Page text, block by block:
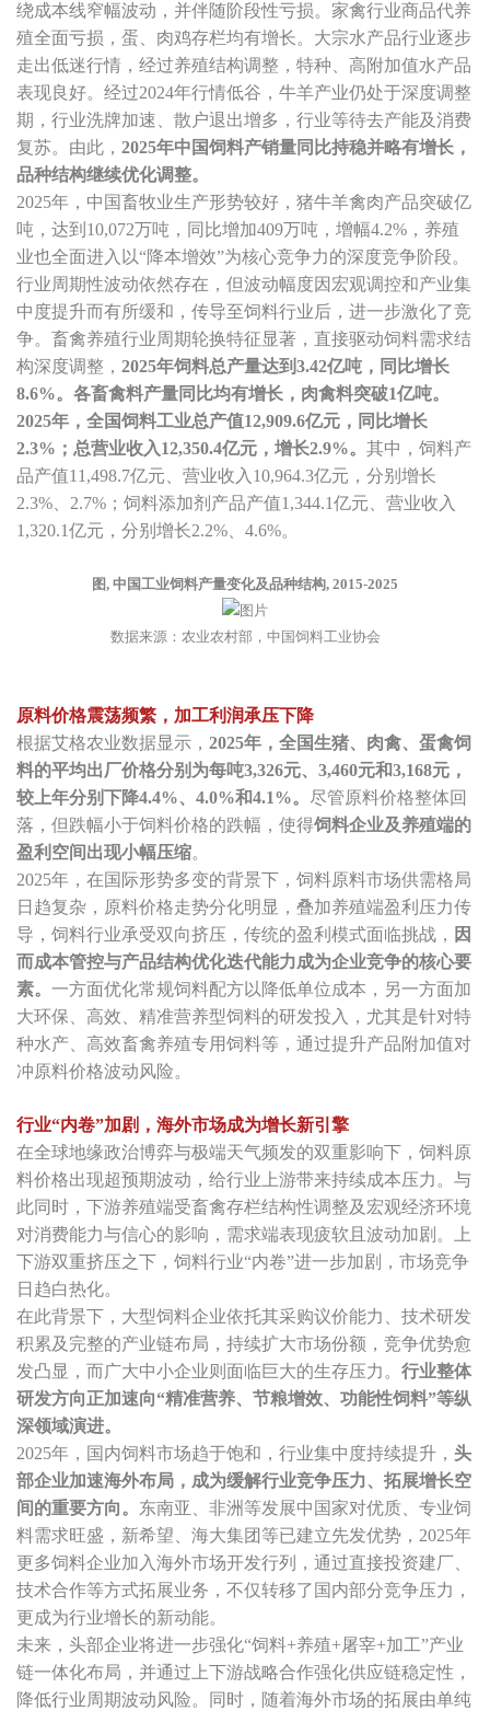
绕成本线窄幅波动，并伴随阶段性亏损。家禽行业商品代养
殖全面亏损，蛋、肉鸡存栏均有增长。大宗水产品行业逐步
走出低迷行情，经过养殖结构调整，特种、高附加值水产品
表现良好。经过2024年行情低谷，牛羊产业仍处于深度调整
期，行业洗牌加速、散户退出增多，行业等待去产能及消费
复苏。由此， 2025年中国饲料产销量同比持稳并略有增长，
品种结构继续优化调整。
2025年，中国畜牧业生产形势较好，猪牛羊禽肉产品突破亿
吨，达到10,072万吨，同比增加409万吨，增幅4.2%，养殖
业也全面进入以“降本增效”为核心竞争力的深度竞争阶段。
行业周期性波动依然存在，但波动幅度因宏观调控和产业集
中度提升而有所缓和，传导至饲料行业后，进一步激化了竞
争。畜禽养殖行业周期轮换特征显著，直接驱动饲料需求结
构深度调整， 2025年饲料总产量达到3.42亿吨，同比增长
8.6%。各畜禽料产量同比均有增长，肉禽料突破1亿吨。
2025年，全国饲料工业总产值12,909.6亿元，同比增长
2.3%；总营业收入12,350.4亿元，增长2.9%。 其中，饲料产
品产值11,498.7亿元、营业收入10,964.3亿元，分别增长
2.3%、2.7%；饲料添加剂产品产值1,344.1亿元、营业收入
1,320.1亿元，分别增长2.2%、4.6%。
图, 中国工业饲料产量变化及品种结构, 2015-2025
数据来源：农业农村部，中国饲料工业协会
原料价格震荡频繁，加工利润承压下降
根据艾格农业数据显示， 2025年，全国生猪、肉禽、蛋禽饲
料的平均出厂价格分别为每吨3,326元、3,460元和3,168元，
较上年分别下降4.4%、4.0%和4.1%。 尽管原料价格整体回
落，但跌幅小于饲料价格的跌幅，使得饲料企业及养殖端的
盈利空间出现小幅压缩。
2025年，在国际形势多变的背景下，饲料原料市场供需格局
日趋复杂，原料价格走势分化明显，叠加养殖端盈利压力传
导，饲料行业承受双向挤压，传统的盈利模式面临挑战， 因
而成本管控与产品结构优化迭代能力成为企业竞争的核心要
素。 一方面优化常规饲料配方以降低单位成本，另一方面加
大环保、高效、精准营养型饲料的研发投入，尤其是针对特
种水产、高效畜禽养殖专用饲料等，通过提升产品附加值对
冲原料价格波动风险。
行业“内卷”加剧，海外市场成为增长新引擎
在全球地缘政治博弈与极端天气频发的双重影响下，饲料原
料价格出现超预期波动，给行业上游带来持续成本压力。与
此同时，下游养殖端受畜禽存栏结构性调整及宏观经济环境
对消费能力与信心的影响，需求端表现疲软且波动加剧。上
下游双重挤压之下，饲料行业“内卷”进一步加剧，市场竞争
日趋白热化。
在此背景下，大型饲料企业依托其采购议价能力、技术研发
积累及完整的产业链布局，持续扩大市场份额，竞争优势愈
发凸显，而广大中小企业则面临巨大的生存压力。 行业整体
研发方向正加速向“精准营养、节粮增效、功能性饲料”等纵
深领域演进。
2025年，国内饲料市场趋于饱和，行业集中度持续提升， 头
部企业加速海外布局，成为缓解行业竞争压力、拓展增长空
间的重要方向。 东南亚、非洲等发展中国家对优质、专业饲
料需求旺盛，新希望、海大集团等已建立先发优势，2025年
更多饲料企业加入海外市场开发行列，通过直接投资建厂、
技术合作等方式拓展业务，不仅转移了国内部分竞争压力，
更成为行业增长的新动能。
未来，头部企业将进一步强化“饲料+养殖+屠宰+加工”产业
链一体化布局，并通过上下游战略合作强化供应链稳定性，
降低行业周期波动风险。同时，随着海外市场的拓展由单纯